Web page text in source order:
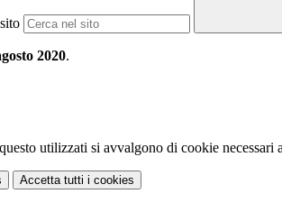
2020.
utilizzati si avvalgono di cookie
Accetta tutti i cookies